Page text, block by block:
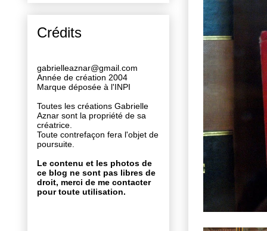
Crédits
gabrielleaznar@gmail.com
Année de création 2004
Marque déposée à l'INPI
Toutes les créations Gabrielle
Aznar sont la propriété de sa
créatrice.
Toute contrefaçon fera l'objet de
poursuite.
Le contenu et les photos de
ce blog ne sont pas libres de
droit, merci de me contacter
pour toute utilisation.